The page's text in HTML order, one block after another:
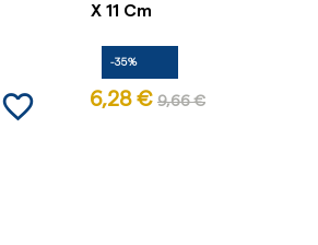
favorite_border
X 11 Cm
-35%
6,28 € 9,66 €